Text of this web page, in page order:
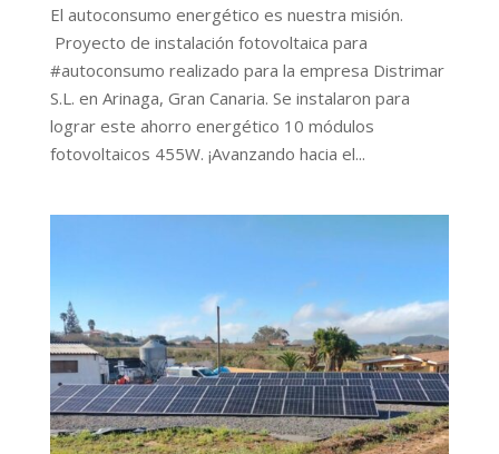
El autoconsumo energético es nuestra misión.
Proyecto de instalación fotovoltaica para
#autoconsumo realizado para la empresa Distrimar
S.L. en Arinaga, Gran Canaria. Se instalaron para
lograr este ahorro energético 10 módulos
fotovoltaicos 455W. ¡Avanzando hacia el...